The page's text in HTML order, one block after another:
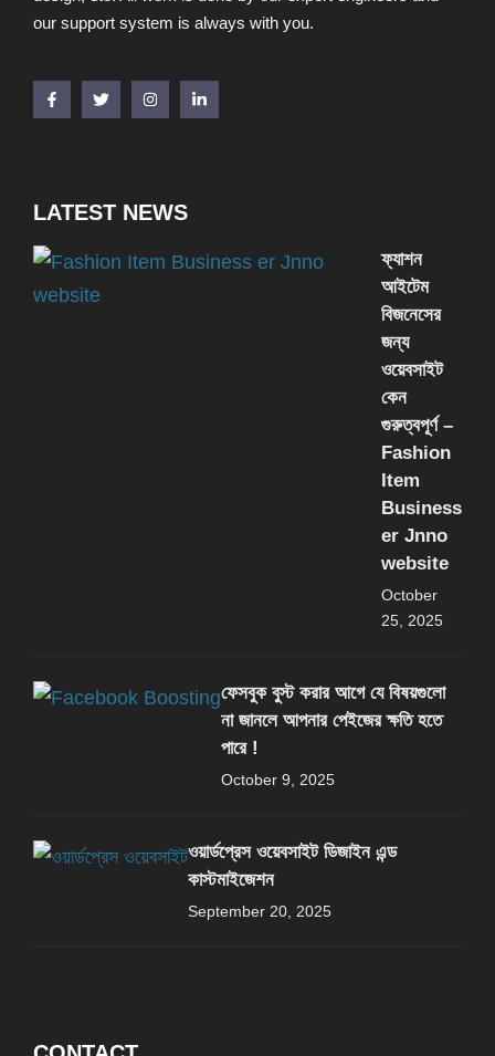
our support system is always with you.
LATEST NEWS
ফ্যাশন
আইটেম
বিজনেসের
জন্য
ওয়েবসাইট
কেন
গুরুত্বপূর্ণ –
Fashion
Item
Business
er Jnno
website
October
25, 2025
ফেসবুক বুস্ট করার আগে যে বিষয়গুলো
না জানলে আপনার পেইজের ক্ষতি হতে
পারে !
October 9, 2025
ওয়ার্ডপ্রেস ওয়েবসাইট ডিজাইন এন্ড
কাস্টমাইজেশন
September 20, 2025